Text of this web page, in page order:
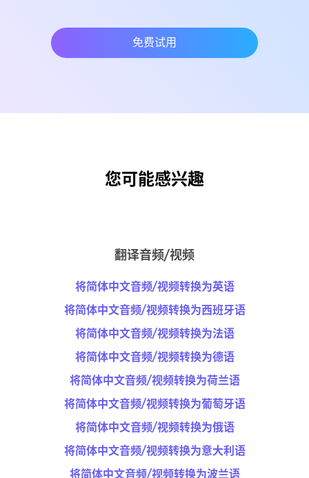
免费试用
您可能感兴趣
翻译音频/视频
将简体中文音频/视频转换为英语
将简体中文音频/视频转换为西班牙语
将简体中文音频/视频转换为法语
将简体中文音频/视频转换为德语
将简体中文音频/视频转换为荷兰语
将简体中文音频/视频转换为葡萄牙语
将简体中文音频/视频转换为俄语
将简体中文音频/视频转换为意大利语
将简体中文音频/视频转换为波兰语